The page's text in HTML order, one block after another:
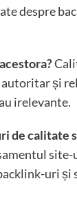
despre
și
irelevante.
de calitate
uri și